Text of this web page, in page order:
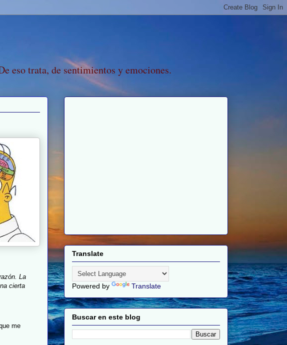
eso trata, de sentimientos y emociones.
La
cierta
me
Translate
Powered by Translate
Buscar en este blog